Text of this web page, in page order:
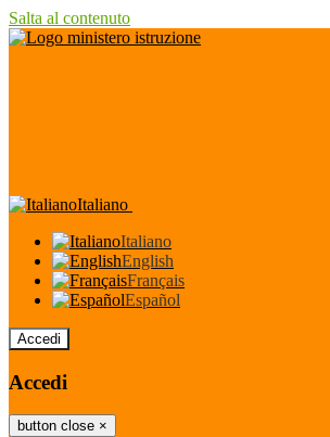
Salta al contenuto
Italiano
Italiano
English
Français
Español
Accedi
Accedi
button close ×